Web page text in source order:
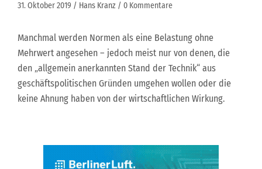
31. Oktober 2019 Hans Kranz 0 Kommentare
Manchmal werden Normen als eine Belastung ohne
Mehrwert angesehen – jedoch meist nur von denen, die
den „allgemein anerkannten Stand der Technik“ aus
geschäftspolitischen Gründen umgehen wollen oder die
keine Ahnung haben von der wirtschaftlichen Wirkung.